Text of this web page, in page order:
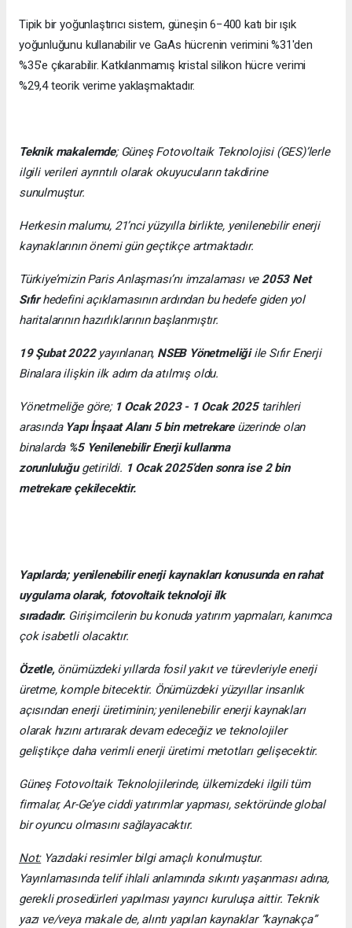
Tipik bir yoğunlaştırıcı sistem, güneşin 6−400 katı bir ışık
yoğunluğunu kullanabilir ve GaAs hücrenin verimini %31'den
%35'e çıkarabilir. Katkılanmamış kristal silikon hücre verimi
%29,4 teorik verime yaklaşmaktadır.
Teknik makalemde; Güneş Fotovoltaik Teknolojisi (GES)’lerle
ilgili verileri ayrıntılı olarak okuyucuların takdirine
sunulmuştur.
Herkesin malumu, 21’nci yüzyılla birlikte, yenilenebilir enerji
kaynaklarının önemi gün geçtikçe artmaktadır.
Türkiye’mizin Paris Anlaşması’nı imzalaması ve2053 Net
Sıfırhedefini açıklamasının ardından bu hedefe giden yol
haritalarının hazırlıklarının başlanmıştır.
19 Şubat 2022 yayınlanan, NSEB Yönetmeliğiile Sıfır Enerji
Binalara ilişkin ilk adım da atılmış oldu.
Yönetmeliğe göre; 1 Ocak 2023 - 1 Ocak 2025 tarihleri
arasında Yapı İnşaat Alanı 5 bin metrekare üzerinde olan
binalarda%5 Yenilenebilir Enerji kullanma
zorunluluğugetirildi. 1 Ocak 2025’den sonra ise 2 bin
metrekare çekilecektir.
Yapılarda; yenilenebilir enerji kaynakları konusunda en rahat
uygulama olarak, fotovoltaik teknoloji ilk
sıradadır. Girişimcilerin bu konuda yatırım yapmaları, kanımca
çok isabetli olacaktır.
Özetle,önümüzdeki yıllarda fosil yakıt ve türevleriyle enerji
üretme, komple bitecektir. Önümüzdeki yüzyıllar insanlık
açısından enerji üretiminin; yenilenebilir enerji kaynakları
olarak hızını artırarak devam edeceğiz ve teknolojiler
geliştikçe daha verimli enerji üretimi metotları gelişecektir.
Güneş Fotovoltaik Teknolojilerinde, ülkemizdeki ilgili tüm
firmalar, Ar-Ge’ye ciddi yatırımlar yapması, sektöründe global
bir oyuncu olmasını sağlayacaktır.
Not:Yazıdaki resimler bilgi amaçlı konulmuştur.
Yayınlamasında telif ihlali anlamında sıkıntı yaşanması adına,
gerekli prosedürleri yapılması yayıncı kuruluşa aittir. Teknik
yazı ve/veya makale de, alıntı yapılan kaynaklar “kaynakça”